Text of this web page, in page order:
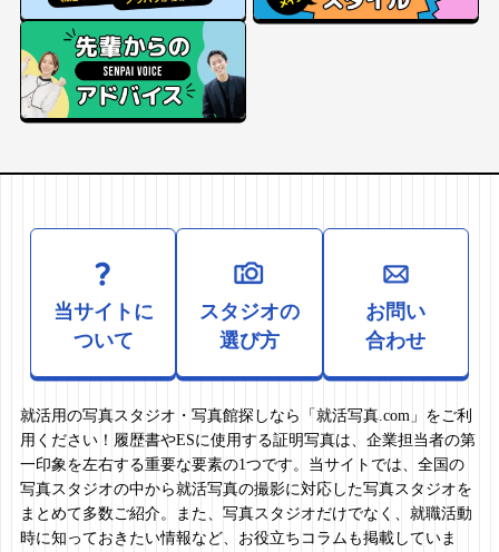
当サイトに
ついて
スタジオの
選び方
お問い
合わせ
就活用の写真スタジオ・写真館探しなら「就活写真.com」をご利
用ください！履歴書やESに使用する証明写真は、企業担当者の第
一印象を左右する重要な要素の1つです。当サイトでは、全国の
写真スタジオの中から就活写真の撮影に対応した写真スタジオを
まとめて多数ご紹介。また、写真スタジオだけでなく、就職活動
時に知っておきたい情報など、お役立ちコラムも掲載していま